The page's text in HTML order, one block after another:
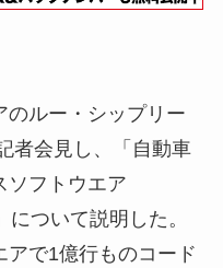
のルー・シップリー
者会見し、「自動車
ソフトウエア
について説明した。
で1億行ものコード